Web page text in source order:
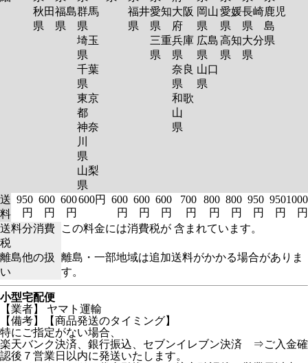
秋田
県
福島
県
群馬
県
埼玉
県
千葉
県
東京
都
神奈
川
県
山梨
県
福井
県
愛知
県
三重
県
大阪
府
兵庫
県
奈良
県
和歌
山
県
岡山
県
広島
県
山口
県
愛媛
県
高知
県
長崎
県
大分
県
鹿児
島
県
送
料
950
円
600
円
600
円
600円
600
円
600
円
600
円
700
円
800
円
800
円
950
円
950
円
1000
円
送料分消費
税
この料金には消費税が 含まれています。
離島他の扱
い
離島・一部地域は追加送料がかかる場合がありま
す。
小型宅配便
【業者】 ヤマト運輸
【備考】【商品発送のタイミング】
特にご指定がない場合、
楽天バンク決済、銀行振込、セブンイレブン決済 ⇒ご入金確
認後７営業日以内に発送いたします。